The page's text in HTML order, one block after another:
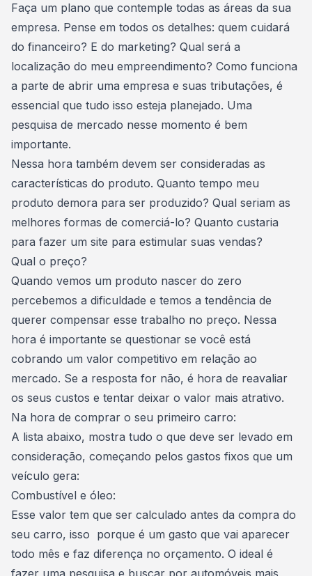
Faça um plano que contemple todas as áreas da sua
empresa. Pense em todos os detalhes: quem cuidará
do financeiro? E do marketing? Qual será a
localização do meu empreendimento? Como funciona
a parte de abrir uma empresa e suas tributações, é
essencial que tudo isso esteja planejado. Uma
pesquisa de mercado nesse momento é bem
importante.
Nessa hora também devem ser consideradas as
características do produto. Quanto tempo meu
produto demora para ser produzido? Qual seriam as
melhores formas de comerciá-lo? Quanto custaria
para fazer um site para estimular suas vendas?
Qual o preço?
Quando vemos um produto nascer do zero
percebemos a dificuldade e temos a tendência de
querer compensar esse trabalho no preço. Nessa
hora é importante se questionar se você está
cobrando um valor competitivo em relação ao
mercado. Se a resposta for não, é hora de reavaliar
os seus custos e tentar deixar o valor mais atrativo.
Na hora de comprar o seu primeiro carro:
A lista abaixo, mostra tudo o que deve ser levado em
consideração, começando pelos gastos fixos que um
veículo gera:
Combustível e óleo:
Esse valor tem que ser calculado antes da compra do
seu carro, isso porque é um gasto que vai aparecer
todo mês e faz diferença no orçamento. O ideal é
fazer uma pesquisa e buscar por automóveis mais